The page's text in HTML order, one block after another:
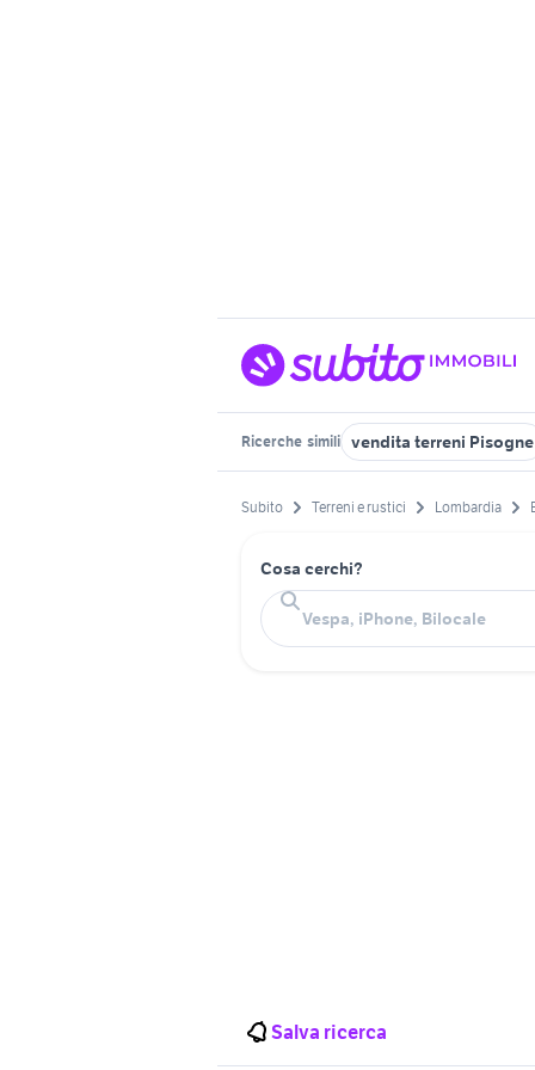
Ricerche simili vendita terreni Pisogne
Subito Terreni e rustici Lombardia
Cosa cerchi?
Salva ricerca